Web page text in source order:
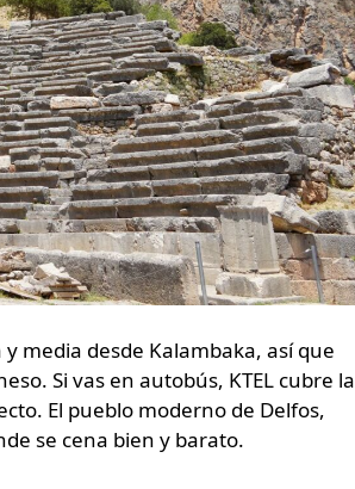
media desde Kalambaka, así que
Si vas en autobús, KTEL cubre la
El pueblo moderno de Delfos,
se cena bien y barato.